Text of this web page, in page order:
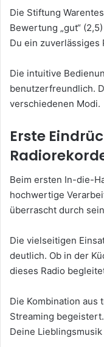
Die Stiftung
Bewertung „gut“
Du ein zuverlässiges
Die intuitive
benutzerfreundlich.
verschiedenen Modi.
Erste
Beim ersten In-die-
hochwertige
überrascht durch
Die vielseitigen
deutlich. Ob in der
dieses Radio
Die Kombination aus
Streaming
Deine